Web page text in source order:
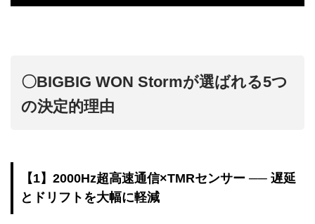
〇BIGBIG WON Stormが選ばれる5つ
の決定的理由
【1】2000Hz超高速通信×TMRセンサー ── 遅延
とドリフトを大幅に軽減